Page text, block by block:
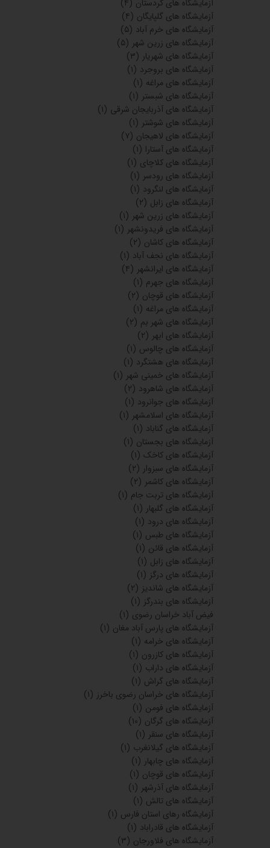
آزمایشگاه های کردستان (۴)
آزمایشگاه های گلپایگان (۴)
آزمایشگاه های خرم آباد (۵)
آزمایشگاه های زرین شهر (۵)
آزمایشگاه های شهریار (۳)
آزمایشگاه های بروجرد (۱)
آزمایشگاه های مراغه (۱)
آزمایشگاه های شبستر (۱)
آزمایشگاه های آذربایجان شرقی (۱)
آزمایشگاه های شوشتر (۱)
آزمایشگاه های لاهیجان (۷)
آزمایشگاه های آستارا (۱)
آزمایشگاه های کلاچای (۱)
آزمایشگاه های رودسر (۱)
آزمایشگاه های لنگرود (۱)
آزمایشگاه های زابل (۲)
آزمایشگاه های زرین شهر (۱)
آزمایشگاه های فریدونشهر (۱)
آزمایشگاه های کاشان (۲)
آزمایشگاه های نجف آباد (۱)
آزمایشگاه های ایرانشهر (۴)
آزمایشگاه های جهرم (۱)
آزمایشگاه های قوچان (۲)
آزمایشگاه های مراغه (۱)
آزمایشگاه های شهر بم (۲)
آزمایشگاه های ابهر (۲)
آزمایشگاه های چالوس (۱)
آزمایشگاه های هشتگرد (۱)
آزمایشگاه های خمینی شهر (۱)
آزمایشگاه های شاهرود (۲)
آزمایشگاه های جوانرود (۱)
آزمایشگاه های اسلامشهر (۱)
آزمایشگاه های گناباد (۱)
آزمایشگاه های بجستان (۱)
آزمایشگاه های کاخک (۱)
آزمایشگاه های سبزوار (۲)
آزمایشگاه های کاشمر (۲)
آزمایشگاه های تربت جام (۱)
آزمایشگاه های گلبهار (۱)
آزمایشگاه های درود (۱)
آزمایشگاه های طبس (۱)
آزمایشگاه های قائن (۱)
آزمایشگاه های زابل (۱)
آزمایشگاه های درگز (۱)
آزمایشگاه های شاندیز (۲)
آزمایشگاه های بندرگز (۱)
فیض آباد خراسان رضوی (۱)
آزمایشگاه های پارس آباد مغان (۱)
آزمایشگاه های خرامه (۱)
آزمایشگاه های کازرون (۱)
آزمایشگاه های داراب (۱)
آزمایشگاه های گراش (۱)
آزمایشگاه های خراسان رضوی باخرز (۱)
آزمایشگاه های فومن (۱)
آزمایشگاه های گرگان (۱۰)
آزمایشگاه های سنقر (۱)
آزمایشگاه های گیلانغرب (۱)
آزمایشگاه های چابهار (۱)
آزمایشگاه های قوچان (۱)
آزمایشگاه های آذرشهر (۱)
آزمایشگاه های تالش (۱)
آزمایشگاه رهای استان فارس (۱)
آزمایشگاه های قادراباد (۱)
آزمایشگاه های فلاورجان (۳)